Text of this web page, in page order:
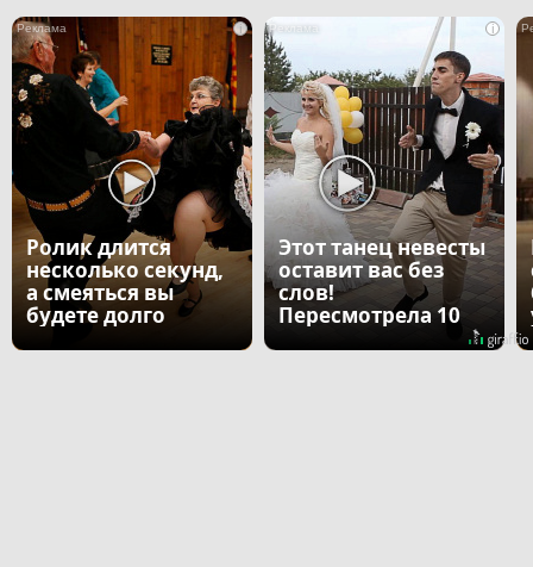
i
Ролик длится
несколько секунд,
а смеяться вы
будете долго
i
Этот танец невесты
оставит вас без
слов!
Пересмотрела 10